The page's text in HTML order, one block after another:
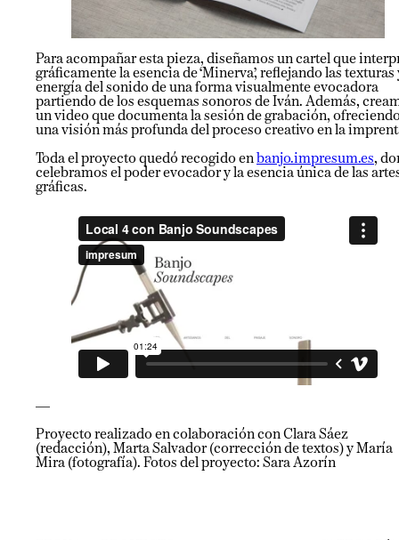
Para acompañar esta pieza, diseñamos un cartel que
gráficamente la esencia de ‘Minerva’, reflejando las texturas
energía del sonido de una forma visualmente evocadora
partiendo de los esquemas sonoros de Iván. Además,
un video que documenta la sesión de grabación,
una visión más profunda del proceso creativo en la
Toda el proyecto quedó recogido en banjo.impresum.es,
celebramos el poder evocador y la esencia única de las
gráficas.
—
Proyecto realizado en colaboración con Clara Sáez
(redacción), Marta Salvador (corrección de textos) y María
Mira (fotografía). Fotos del proyecto: Sara Azorín